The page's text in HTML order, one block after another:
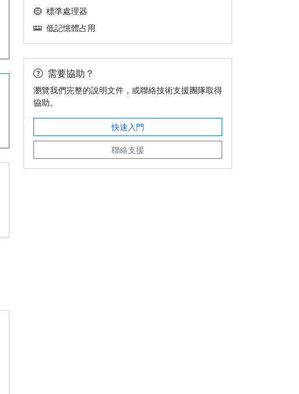
標準處理器
低記憶體占用
需要協助？
瀏覽我們完整的說明文件，或聯絡技術支援團隊取得
協助。
快速入門
聯絡支援